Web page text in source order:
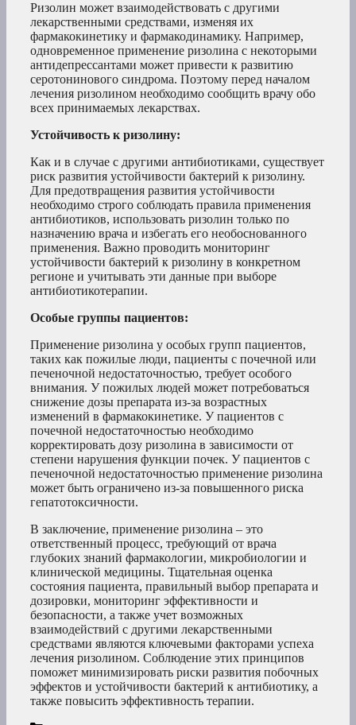
Ризолин может взаимодействовать с другими
лекарственными средствами, изменяя их
фармакокинетику и фармакодинамику. Например,
одновременное применение ризолина с некоторыми
антидепрессантами может привести к развитию
серотонинового синдрома. Поэтому перед началом
лечения ризолином необходимо сообщить врачу обо
всех принимаемых лекарствах.
Устойчивость к ризолину:
Как и в случае с другими антибиотиками, существует
риск развития устойчивости бактерий к ризолину.
Для предотвращения развития устойчивости
необходимо строго соблюдать правила применения
антибиотиков, использовать ризолин только по
назначению врача и избегать его необоснованного
применения. Важно проводить мониторинг
устойчивости бактерий к ризолину в конкретном
регионе и учитывать эти данные при выборе
антибиотикотерапии.
Особые группы пациентов:
Применение ризолина у особых групп пациентов,
таких как пожилые люди, пациенты с почечной или
печеночной недостаточностью, требует особого
внимания. У пожилых людей может потребоваться
снижение дозы препарата из-за возрастных
изменений в фармакокинетике. У пациентов с
почечной недостаточностью необходимо
корректировать дозу ризолина в зависимости от
степени нарушения функции почек. У пациентов с
печеночной недостаточностью применение ризолина
может быть ограничено из-за повышенного риска
гепатотоксичности.
В заключение, применение ризолина – это
ответственный процесс, требующий от врача
глубоких знаний фармакологии, микробиологии и
клинической медицины. Тщательная оценка
состояния пациента, правильный выбор препарата и
дозировки, мониторинг эффективности и
безопасности, а также учет возможных
взаимодействий с другими лекарственными
средствами являются ключевыми факторами успеха
лечения ризолином. Соблюдение этих принципов
поможет минимизировать риски развития побочных
эффектов и устойчивости бактерий к антибиотику, а
также повысить эффективность терапии.